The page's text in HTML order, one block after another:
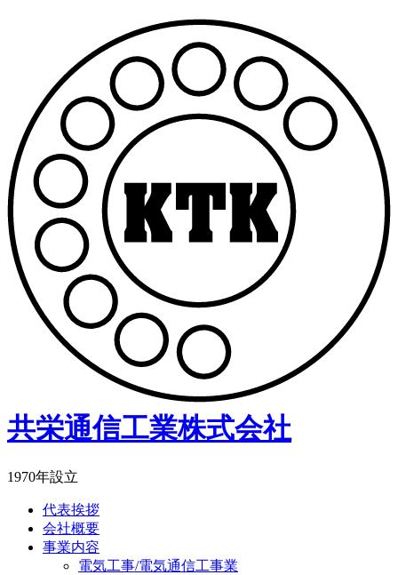
共栄通信工業株式会社
1970年設立
代表挨拶
会社概要
事業内容
電気工事/電気通信工事業